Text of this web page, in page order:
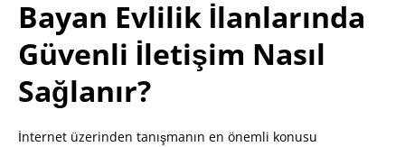
Bayan Evlilik İlanlarında
Güvenli İletişim Nasıl
Sağlanır?
İnternet üzerinden tanışmanın en önemli konusu